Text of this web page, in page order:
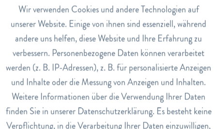
Carota Sativa Seed Oil, Daucus Carota Sativa Seed
Extract, Arachis Hypogaea Oil, CI 47000, CI 26100,
Glyceryl Stearate, Citric Acid, BHT, Ascorbyl Palmitate
Anwendung
Bei Bedarf mehrmals täglich anwenden.
Art.Nr.
2712294
Funktionale Aktiv
Marketing Inaktiv
Tracking Inaktiv
Service Inaktiv
Wir verwenden Cookies und andere Technologien auf
unserer Website. Einige von ihnen sind essenziell, während
andere uns helfen, diese Website und Ihre Erfahrung zu
verbessern. Personenbezogene Daten können verarbeitet
werden (z. B. IP-Adressen), z. B. für personalisierte Anzeigen
und Inhalte oder die Messung von Anzeigen und Inhalten.
Weitere Informationen über die Verwendung Ihrer Daten
finden Sie in unserer Datenschutzerklärung. Es besteht keine
Verpflichtung, in die Verarbeitung Ihrer Daten einzuwilligen,